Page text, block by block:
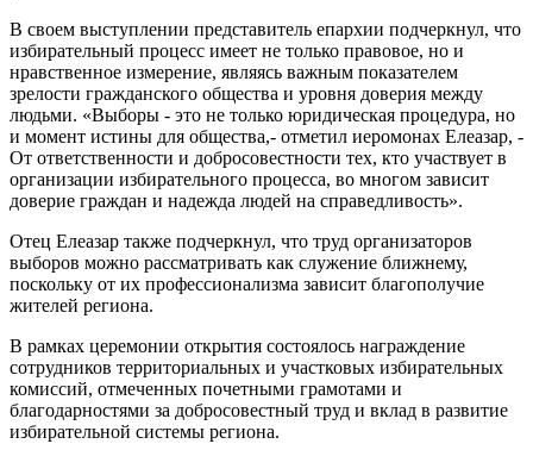
В своем выступлении представитель епархии подчеркнул, что
избирательный процесс имеет не только правовое, но и
нравственное измерение, являясь важным показателем
зрелости гражданского общества и уровня доверия между
людьми. «Выборы - это не только юридическая процедура, но
и момент истины для общества,- отметил иеромонах Елеазар, -
От ответственности и добросовестности тех, кто участвует в
организации избирательного процесса, во многом зависит
доверие граждан и надежда людей на справедливость».
Отец Елеазар также подчеркнул, что труд организаторов
выборов можно рассматривать как служение ближнему,
поскольку от их профессионализма зависит благополучие
жителей региона.
В рамках церемонии открытия состоялось награждение
сотрудников территориальных и участковых избирательных
комиссий, отмеченных почетными грамотами и
благодарностями за добросовестный труд и вклад в развитие
избирательной системы региона.